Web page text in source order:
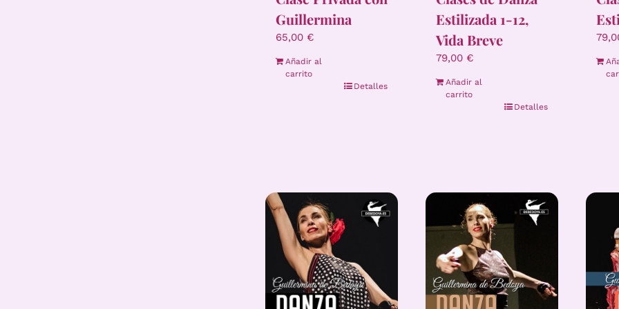
Guillermina
65,00 €
Añadir al
carrito
Detalles
Estilizada 1-12,
Vida Breve
79,00 €
Añadir al
carrito
Detalles